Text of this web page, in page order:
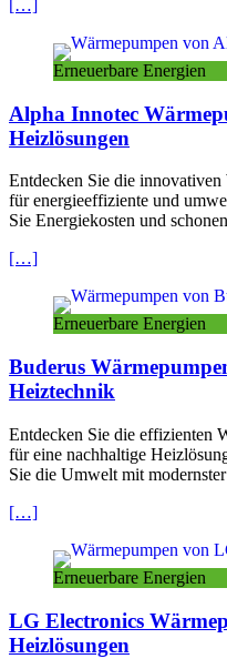
[…]
Erneuerbare Energien
Alpha Innotec
Heizlösungen
Entdecken Sie die
für energieeffiziente und
Sie Energiekosten und
[…]
Erneuerbare Energien
Buderus
Heiztechnik
Entdecken Sie die effizienten
für eine nachhaltige
Sie die Umwelt mit
[…]
Erneuerbare Energien
LG Electronics
Heizlösungen